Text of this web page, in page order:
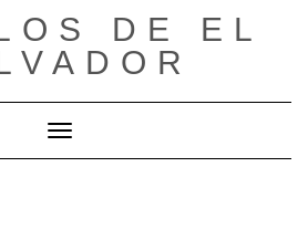
DE EL
Cambiar modo de navegación